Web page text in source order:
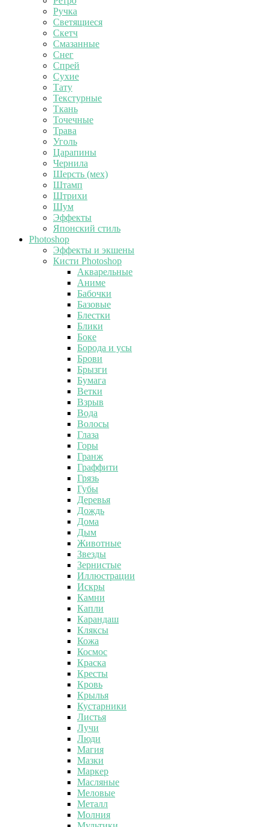
Ручка
Светящиеся
Скетч
Смазанные
Снег
Спрей
Сухие
Тату
Текстурные
Ткань
Точечные
Трава
Уголь
Царапины
Чернила
Шерсть (мех)
Штамп
Штрихи
Шум
Эффекты
Японский стиль
Photoshop
Эффекты и экшены
Кисти Photoshop
Акварельные
Аниме
Бабочки
Базовые
Блестки
Блики
Боке
Борода и усы
Брови
Брызги
Бумага
Ветки
Взрыв
Вода
Волосы
Глаза
Горы
Гранж
Граффити
Грязь
Губы
Деревья
Дождь
Дома
Дым
Животные
Звезды
Зернистые
Иллюстрации
Искры
Камни
Капли
Карандаш
Кляксы
Кожа
Космос
Краска
Кресты
Кровь
Крылья
Кустарники
Листья
Лучи
Люди
Магия
Мазки
Маркер
Масляные
Меловые
Металл
Молния